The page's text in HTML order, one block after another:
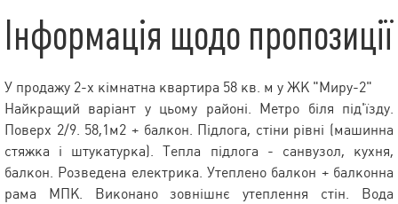
Інформація щодо пропозиції
У продажу 2-х кімнатна квартира 58 кв. м у ЖК "Миру-2"
Найкращий варіант у цьому районі. Метро біля під'їзду.
Поверх 2/9. 58,1м2 + балкон. Підлога, стіни рівні (машинна
стяжка і штукатурка). Тепла підлога - санвузол, кухня,
балкон. Розведена електрика. Утеплено балкон + балконна
рама МПК. Виконано зовнішнє утеплення стін. Вода